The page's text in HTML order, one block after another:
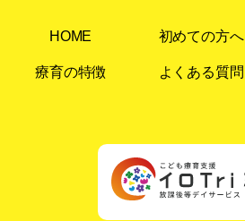
HOME 初めての方へ
療育の特徴 よくある質問